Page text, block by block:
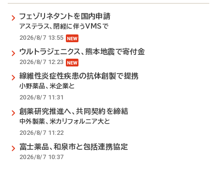
フェゾリネタントを国内申請
アステラス、閉経に伴うVMSで
2026/8/7 13:55
ウルトラジェニクス、熊本地震で寄付金
2026/8/7 12:23
線維性炎症性疾患の抗体創製で提携
小野薬品、米企業と
2026/8/7 11:31
創薬研究推進へ、共同契約を締結
中外製薬、米カリフォルニア大と
2026/8/7 11:22
富士薬品、和泉市と包括連携協定
2026/8/7 10:37